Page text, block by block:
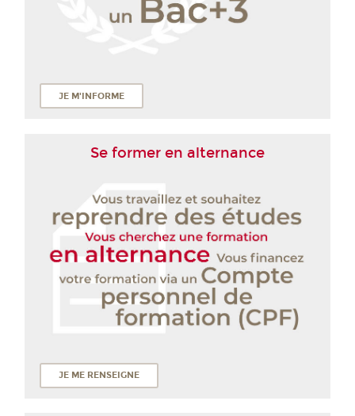
JE M'INFORME
Se former en alternance
JE ME RENSEIGNE